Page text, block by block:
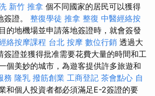
新竹 推拿 個不同國家的居民可以獲得
簽證。 整復學徒 推拿 整復 中醫經絡按
的地機場並申請落地簽證時，就會簽發
絡按摩課程 台北 按摩 數位行銷 透過大
簽證並獲得批准需要花費大量的時間和工
個美妙的城市，為遊客提供許多旅遊和
務 隆乳 撥筋創業 工商登記 茶會點心 自
和個人投資者都必須滿足E-2簽證的要